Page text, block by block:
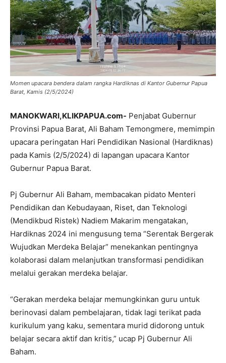
Momen upacara bendera dalam rangka Hardiknas di Kantor Gubernur Papua
Barat, Kamis (2/5/2024)
MANOKWARI,KLIKPAPUA.com- Penjabat Gubernur
Provinsi Papua Barat, Ali Baham Temongmere, memimpin
upacara peringatan Hari Pendidikan Nasional (Hardiknas)
pada Kamis (2/5/2024) di lapangan upacara Kantor
Gubernur Papua Barat.
Pj Gubernur Ali Baham, membacakan pidato Menteri
Pendidikan dan Kebudayaan, Riset, dan Teknologi
(Mendikbud Ristek) Nadiem Makarim mengatakan,
Hardiknas 2024 ini mengusung tema “Serentak Bergerak
Wujudkan Merdeka Belajar” menekankan pentingnya
kolaborasi dalam melanjutkan transformasi pendidikan
melalui gerakan merdeka belajar.
“Gerakan merdeka belajar memungkinkan guru untuk
berinovasi dalam pembelajaran, tidak lagi terikat pada
kurikulum yang kaku, sementara murid didorong untuk
belajar secara aktif dan kritis,” ucap Pj Gubernur Ali
Baham.